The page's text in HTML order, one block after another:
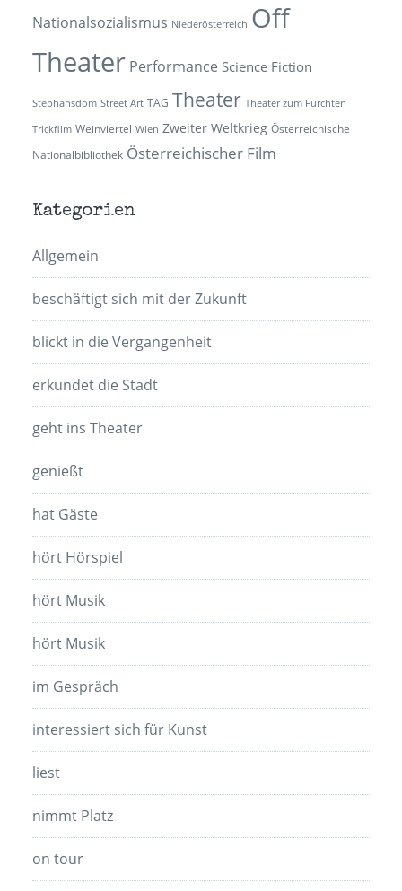
Nationalsozialismus Niederösterreich Off
Theater Performance Science Fiction
Stephansdom Street Art TAG Theater Theater zum Fürchten
Trickfilm Weinviertel Wien Zweiter Weltkrieg Österreichische
Nationalbibliothek Österreichischer Film
Kategorien
Allgemein
beschäftigt sich mit der Zukunft
blickt in die Vergangenheit
erkundet die Stadt
geht ins Theater
genießt
hat Gäste
hört Hörspiel
hört Musik
hört Musik
im Gespräch
interessiert sich für Kunst
liest
nimmt Platz
on tour